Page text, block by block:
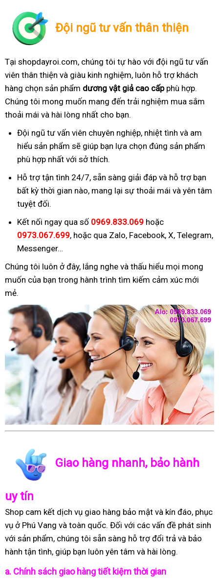
Đội ngũ tư vấn thân thiện
Tại shopdayroi.com, chúng tôi tự hào với đội ngũ tư vấn
viên thân thiện và giàu kinh nghiệm, luôn hỗ trợ khách
hàng chọn sản phẩm dương vật giả cao cấpphù hợp.
Chúng tôi mong muốn mang đến trải nghiệm mua sắm
thoải mái và hài lòng nhất cho bạn.
Đội ngũ tư vấn viên chuyên nghiệp, nhiệt tình và am
hiểu sản phẩm sẽ giúp bạn lựa chọn đúng sản phẩm
phù hợp nhất với sở thích.
Hỗ trợ tận tình 24/7, sẵn sàng giải đáp và hỗ trợ bạn
bất kỳ thời gian nào, mang lại sự thoải mái và yên tâm
tuyệt đối.
Kết nối ngay qua số 0969.833.069 hoặc
0973.067.699, hoặc qua Zalo, Facebook, X, Telegram,
Messenger…
Chúng tôi luôn ở đây, lắng nghe và thấu hiểu mọi mong
muốn của bạn trong hành trình tìm kiếm cảm xúc mới
mẻ.
Giao hàng nhanh, bảo hành
uy tín
Shop cam kết dịch vụ giao hàng bảo mật và kín đáo, phục
vụ ở Phú Vang và toàn quốc. Đối với các vấn đề phát sinh
với sản phẩm, chúng tôi sẵn sàng hỗ trợ đổi trả và bảo
hành tận tình, giúp bạn luôn yên tâm và hài lòng.
a. Chính sách giao hàng tiết kiệm thời gian